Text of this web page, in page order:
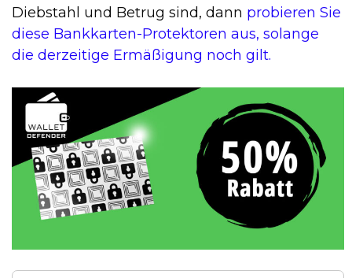
Diebstahl und Betrug sind, dann probieren Sie
diese Bankkarten-Protektoren aus, solange
die derzeitige Ermäßigung noch gilt.